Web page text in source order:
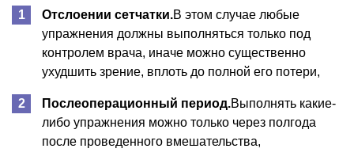
Отслоении сетчатки.В этом случае любые
упражнения должны выполняться только под
контролем врача, иначе можно существенно
ухудшить зрение, вплоть до полной его потери,
Послеоперационный период.Выполнять какие-
либо упражнения можно только через полгода
после проведенного вмешательства,